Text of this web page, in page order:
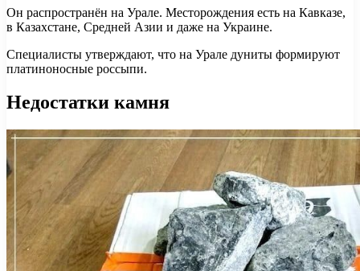
Он распространён на Урале. Месторождения есть на Кавказе,
в Казахстане, Средней Азии и даже на Украине.
Специалисты утверждают, что на Урале дуниты формируют
платиноносные россыпи.
Недостатки камня